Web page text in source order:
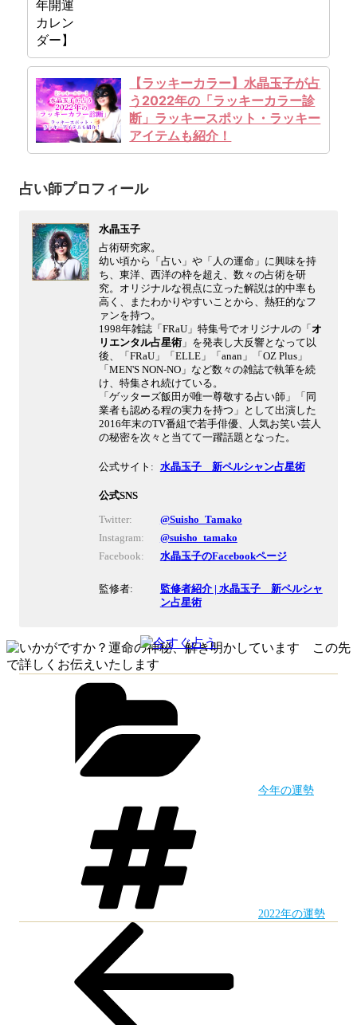
【ラッキーカラー】水晶玉子が占
う2022年の「ラッキーカラー診
断」ラッキースポット・ラッキー
アイテムも紹介！
占い師プロフィール
水晶玉子
占術研究家。
幼い頃から「占い」や「人の運命」に興味を持
ち、東洋、西洋の枠を超え、数々の占術を研
究。オリジナルな視点に立った解説は的中率も
高く、またわかりやすいことから、熱狂的なフ
ァンを持つ。
1998年雑誌「FRaU」特集号でオリジナルの「 オ
リエンタル占星術 」を発表し大反響となって以
後、「FRaU」「ELLE」「anan」「OZ Plus」
「MEN'S NON-NO」など数々の雑誌で執筆を続
け、特集され続けている。
「ゲッターズ飯田が唯一尊敬する占い師」「同
業者も認める程の実力を持つ」として出演した
2016年末のTV番組で若手俳優、人気お笑い芸人
の秘密を次々と当てて一躍話題となった。
公式サイト: 水晶玉子 新ペルシャン占星術
公式SNS
Twitter:
@Suisho_Tamako
Instagram:
@suisho_tamako
Facebook:
水晶玉子のFacebookページ
監修者:
監修者紹介 | 水晶玉子 新ペルシャ
ン占星術
今年の運勢
2022年の運勢